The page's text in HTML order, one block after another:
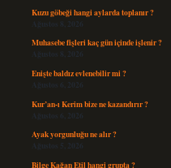
Kuzu göbeği hangi aylarda toplanır ?
Ağustos 8, 2026
Muhasebe fişleri kaç gün içinde işlenir ?
Ağustos 8, 2026
Enişte baldız evlenebilir mi ?
Ağustos 6, 2026
Kur’an-ı Kerim bize ne kazandırır ?
Ağustos 6, 2026
Ayak yorgunluğu ne alır ?
Ağustos 5, 2026
Bilge Kağan Etil hangi grupta ?